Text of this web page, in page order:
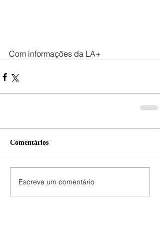
Com informações da LA+
Comentários
Escreva um comentário